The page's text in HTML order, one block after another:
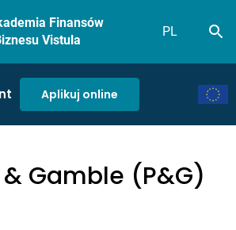
Finansów
Vistula
PL
Aplikuj online
Gamble (P&G)